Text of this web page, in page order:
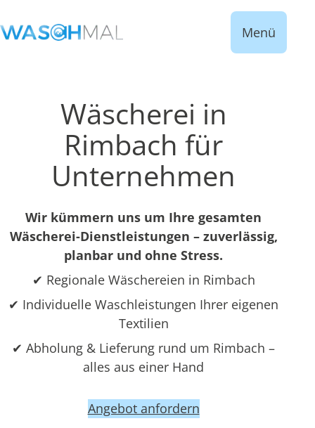
Menü
Wäscherei in
Rimbach für
Unternehmen
Wir kümmern uns um Ihre gesamten
Wäscherei-Dienstleistungen – zuverlässig,
planbar und ohne Stress.
✔ Regionale Wäschereien in Rimbach
✔ Individuelle Waschleistungen Ihrer eigenen
Textilien
✔ Abholung & Lieferung rund um Rimbach –
alles aus einer Hand
Angebot anfordern